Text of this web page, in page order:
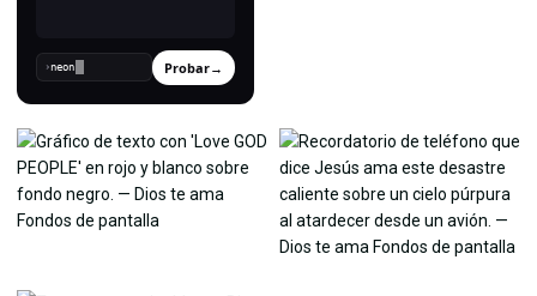
› Probar→